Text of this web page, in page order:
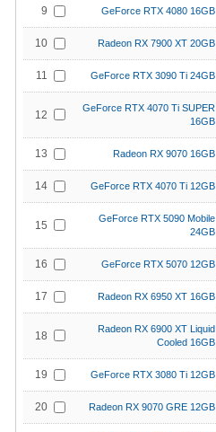
9 GeForce RTX 4080 16GB
10 Radeon RX 7900 XT 20GB
11 GeForce RTX 3090 Ti 24GB
12
GeForce RTX 4070 Ti SUPER
16GB
13 Radeon RX 9070 16GB
14 GeForce RTX 4070 Ti 12GB
15
GeForce RTX 5090 Mobile
24GB
16 GeForce RTX 5070 12GB
17 Radeon RX 6950 XT 16GB
18
Radeon RX 6900 XT Liquid
Cooled 16GB
19 GeForce RTX 3080 Ti 12GB
20 Radeon RX 9070 GRE 12GB